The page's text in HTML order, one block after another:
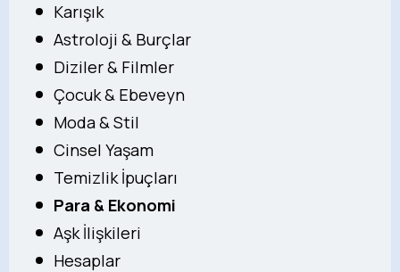
Karışık
Astroloji & Burçlar
Diziler & Filmler
Çocuk & Ebeveyn
Moda & Stil
Cinsel Yaşam
Temizlik İpuçları
Para & Ekonomi
Aşk İlişkileri
Hesaplar